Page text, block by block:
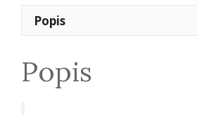
Popis
Popis